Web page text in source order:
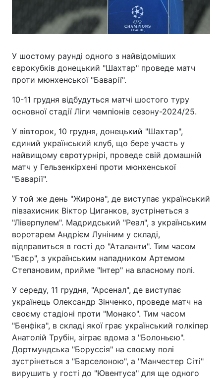
У шостому раунді одного з найвідоміших
єврокубків донецький "Шахтар" проведе матч
проти мюнхенської "Баварії".
10-11 грудня відбудуться матчі шостого туру
основної стадії Ліги чемпіонів сезону-2024/25.
У вівторок, 10 грудня, донецький "Шахтар",
єдиний український клуб, що бере участь у
найвищому євротурнірі, проведе свій домашній
матч у Гельзенкірхені проти мюнхенської
"Баварії".
У той же день "Жирона", де виступає український
півзахисник Віктор Циганков, зустрінеться з
"Ліверпулем". Мадридський "Реал", з українським
воротарем Андрієм Луніним у складі,
відправиться в гості до "Аталанти". Тим часом
"Баєр", з українським нападником Артемом
Степановим, прийме "Інтер" на власному полі.
У середу, 11 грудня, "Арсенал", де виступає
українець Олександр Зінченко, проведе матч на
своєму стадіоні проти "Монако". Тим часом
"Бенфіка", в складі якої грає український голкіпер
Анатолій Трубін, зіграє вдома з "Болоньєю".
Дортмундська "Боруссія" на своєму полі
зустрінеться з "Барселоною", а "Манчестер Сіті"
вирушить у гості до "Ювентуса" для ще одного